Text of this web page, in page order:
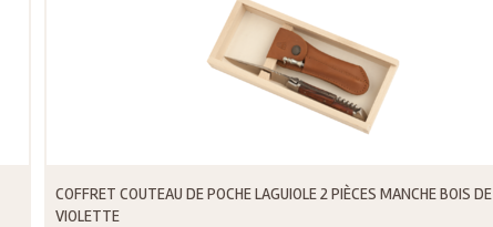
COFFRET COUTEAU DE POCHE LAGUIOLE 2 PIÈCES MANCHE BOIS DE
VIOLETTE